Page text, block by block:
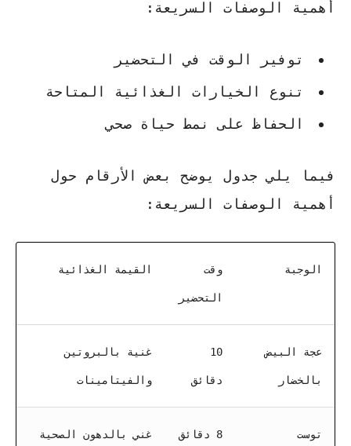
أهمية الوصفات السريعة:
توفير الوقت في التحضير
تنوع الخيارات الغذائية المتاحة
الحفاظ على نمط حياة صحي
فيما يلي جدول يوضح بعض الأرقام حول
أهمية الوصفات السريعة:
الوجبة وقت
التحضير
القيمة الغذائية
عجة البيض
بالخضار
10
دقائق
غنية بالبروتين
والفيتامينات
توست 8 دقائق غني بالدهون الصحية